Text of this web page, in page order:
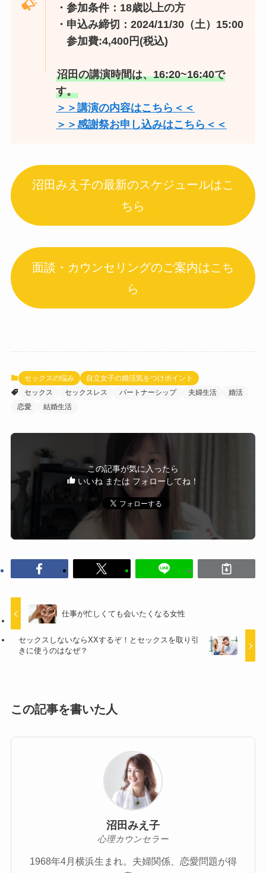
・参加条件：18歳以上の方
・申込み締切：2024/11/30（土）15:00
参加費:4,400円(税込)
沼田の講演時間は、16:20~16:40で
す。
＞＞講演の内容はこちら＜＜
＞＞感謝祭お申し込みはこちら＜＜
沼田みえ子の最新のスケジュールはこ
ちら
面談・カウンセリングのご案内はこち
ら
セックスの悩み
自立女子の婚活気をつけポイント
セックス
セックスレス パートナーシップ 夫婦生活
婚活
恋愛
結婚生活
この記事が気に入ったら
いいね または フォローしてね！
仕事が忙しくても会いたくなる女性
セックスしないならXXするぞ！とセックスを取り引
きに使うのはなぜ？
この記事を書いた人
沼田みえ子
心理カウンセラー
1968年4月横浜生まれ。夫婦関係、恋愛問題が得